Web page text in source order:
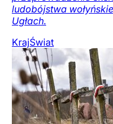
ludobójstwa
Ugłach.
KrajŚwiat